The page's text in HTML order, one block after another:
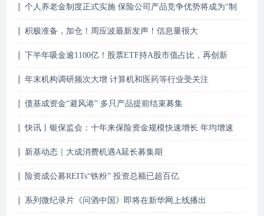
个人养老金制度正式实施 保险公司产品竞争优势将成为“制
积极准备，加仓！周应波最新发声！信息量很大
下半年吸金逾1100亿！股票ETF持A股市值占比，再创新
年末机构调研频次大增 计算机和医药等行业受关注
债基成资金“避风港” 多只产品提前结束募集
快讯丨银保监会：十年来保险资金规模快速增长 年均增速
新基动态｜大成消费机遇A延长募集期
险资成公募REITs“铁粉” 投资总额已超百亿
系列微纪录片《问酒中国》即将在新华网上线播出